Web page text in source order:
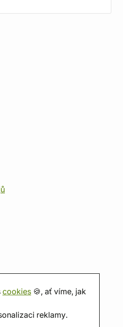
cookies 🍪, ať víme, jak
reklamy.